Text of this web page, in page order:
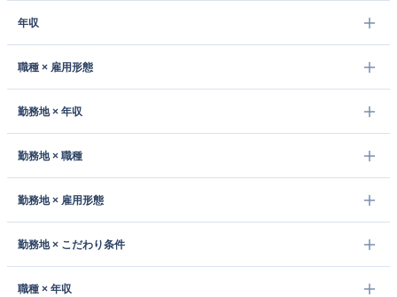
年収
職種 × 雇用形態
勤務地 × 年収
勤務地 × 職種
勤務地 × 雇用形態
勤務地 × こだわり条件
職種 × 年収